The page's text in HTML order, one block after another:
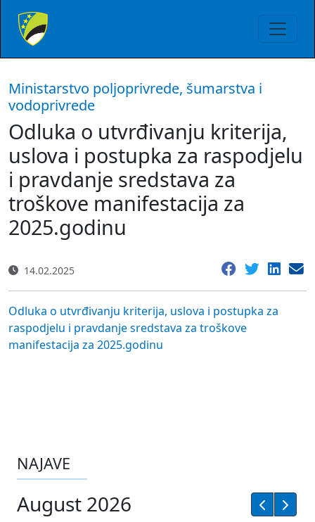
Ministarstvo poljoprivrede, šumarstva i
vodoprivrede
Odluka o utvrđivanju kriterija,
uslova i postupka za raspodjelu
i pravdanje sredstava za
troškove manifestacija za
2025.godinu
14.02.2025
Odluka o utvrđivanju kriterija, uslova i postupka za
raspodjelu i pravdanje sredstava za troškove
manifestacija za 2025.godinu
NAJAVE
August 2026